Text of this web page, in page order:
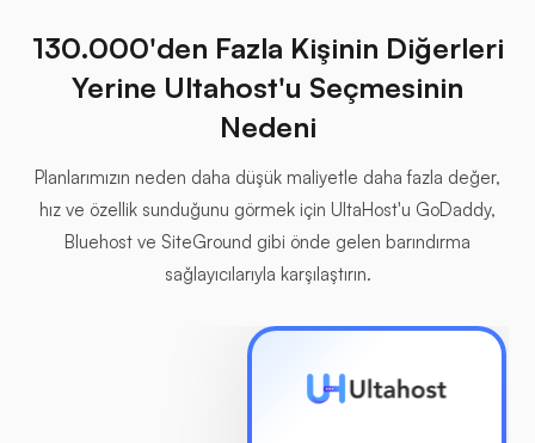
130.000'den Fazla Kişinin Diğerleri
Yerine Ultahost'u Seçmesinin
Nedeni
Planlarımızın neden daha düşük maliyetle daha fazla değer,
hız ve özellik sunduğunu görmek için UltaHost'u GoDaddy,
Bluehost ve SiteGround gibi önde gelen barındırma
sağlayıcılarıyla karşılaştırın.